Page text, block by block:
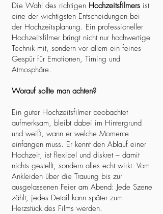
Die Wahl des richtigen Hochzeitsfilmers ist
eine der wichtigsten Entscheidungen bei
der Hochzeitsplanung. Ein professioneller
Hochzeitsfilmer bringt nicht nur hochwertige
Technik mit, sondern vor allem ein feines
Gespür für Emotionen, Timing und
Atmosphäre.
Worauf sollte man achten?
Ein guter Hochzeitsfilmer beobachtet
aufmerksam, bleibt dabei im Hintergrund
und weiß, wann er welche Momente
einfangen muss. Er kennt den Ablauf einer
Hochzeit, ist flexibel und diskret – damit
nichts gestellt, sondern alles echt wirkt. Vom
Ankleiden über die Trauung bis zur
ausgelassenen Feier am Abend: Jede Szene
zählt, jedes Detail kann später zum
Herzstück des Films werden.